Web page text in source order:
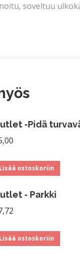
soveltuu
-Pidä
Lisää ostoskoriin
- Parkki
Lisää ostoskoriin